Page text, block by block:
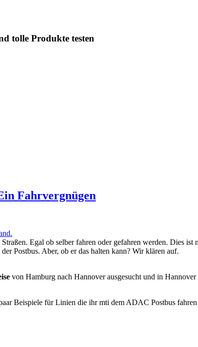
tolle Produkte testen
Fahrvergnügen
Egal ob selber fahren oder gefahren werden. Dies
Postbus. Aber, ob er das halten kann? Wir klären auf.
von Hamburg nach Hannover ausgesucht und in
Beispiele für Linien die ihr mti dem ADAC Postbus